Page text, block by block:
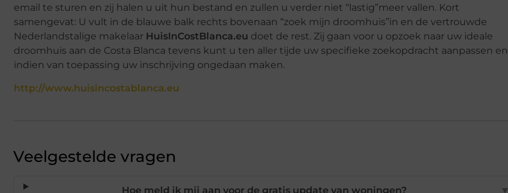
email te sturen en zij halen u uit hun bestand en zullen u verder niet “lastig”meer vallen. Kort
samengevat: U vult in de blauwe balk rechts bovenaan “zoek mijn droomhuis”in en de vertrouwde
Nederlandstalige makelaar HuisInCostBlanca.eu doet de rest. Zij gaan voor u opzoek naar uw ideale
droomhuis aan de Costa Blanca tevens kunt u ten aller tijde uw specifieke zoekopdracht aanpassen en
indien van toepassing uw inschrijving ongedaan maken.
http://www.huisincostablanca.eu
Veelgestelde vragen
Hoe meld ik mij aan voor de gratis update van woningen? ▼